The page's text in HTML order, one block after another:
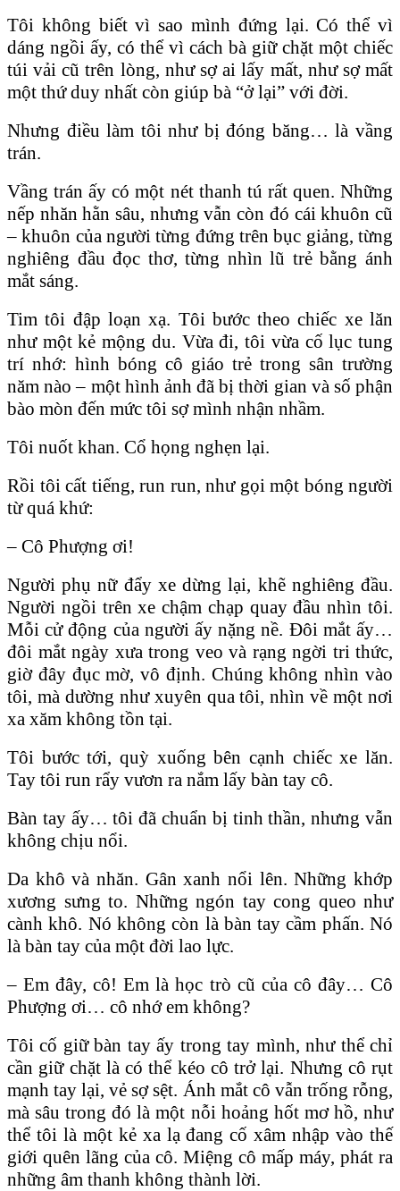
Tôi không biết vì sao mình đứng lại. Có thể vì
dáng ngồi ấy, có thể vì cách bà giữ chặt một chiếc
túi vải cũ trên lòng, như sợ ai lấy mất, như sợ mất
một thứ duy nhất còn giúp bà “ở lại” với đời.
Nhưng điều làm tôi như bị đóng băng… là vầng
trán.
Vầng trán ấy có một nét thanh tú rất quen. Những
nếp nhăn hằn sâu, nhưng vẫn còn đó cái khuôn cũ
– khuôn của người từng đứng trên bục giảng, từng
nghiêng đầu đọc thơ, từng nhìn lũ trẻ bằng ánh
mắt sáng.
Tim tôi đập loạn xạ. Tôi bước theo chiếc xe lăn
như một kẻ mộng du. Vừa đi, tôi vừa cố lục tung
trí nhớ: hình bóng cô giáo trẻ trong sân trường
năm nào – một hình ảnh đã bị thời gian và số phận
bào mòn đến mức tôi sợ mình nhận nhầm.
Tôi nuốt khan. Cổ họng nghẹn lại.
Rồi tôi cất tiếng, run run, như gọi một bóng người
từ quá khứ:
– Cô Phượng ơi!
Người phụ nữ đẩy xe dừng lại, khẽ nghiêng đầu.
Người ngồi trên xe chậm chạp quay đầu nhìn tôi.
Mỗi cử động của người ấy nặng nề. Đôi mắt ấy…
đôi mắt ngày xưa trong veo và rạng ngời tri thức,
giờ đây đục mờ, vô định. Chúng không nhìn vào
tôi, mà dường như xuyên qua tôi, nhìn về một nơi
xa xăm không tồn tại.
Tôi bước tới, quỳ xuống bên cạnh chiếc xe lăn.
Tay tôi run rẩy vươn ra nắm lấy bàn tay cô.
Bàn tay ấy… tôi đã chuẩn bị tinh thần, nhưng vẫn
không chịu nổi.
Da khô và nhăn. Gân xanh nổi lên. Những khớp
xương sưng to. Những ngón tay cong queo như
cành khô. Nó không còn là bàn tay cầm phấn. Nó
là bàn tay của một đời lao lực.
– Em đây, cô! Em là học trò cũ của cô đây… Cô
Phượng ơi… cô nhớ em không?
Tôi cố giữ bàn tay ấy trong tay mình, như thể chỉ
cần giữ chặt là có thể kéo cô trở lại. Nhưng cô rụt
mạnh tay lại, vẻ sợ sệt. Ánh mắt cô vẫn trống rỗng,
mà sâu trong đó là một nỗi hoảng hốt mơ hồ, như
thể tôi là một kẻ xa lạ đang cố xâm nhập vào thế
giới quên lãng của cô. Miệng cô mấp máy, phát ra
những âm thanh không thành lời.